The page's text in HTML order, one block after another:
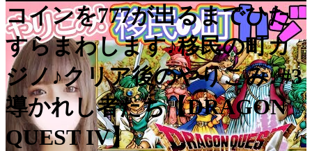
コインを777が出るまでひた
すらまわします♪移民の町カ
ジノ♪クリア後のやりこみ♪#3
導かれし者たち【DRAGON
QUEST IV】